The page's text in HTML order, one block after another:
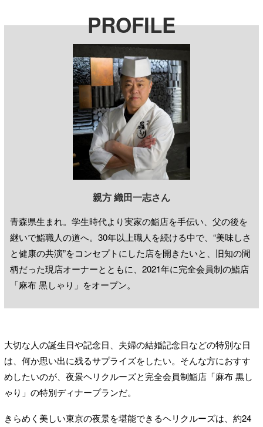
PROFILE
親方 織田一志さん
青森県生まれ。学生時代より実家の鮨店を手伝い、父の後を
継いで鮨職人の道へ。30年以上職人を続ける中で、“美味しさ
と健康の共演”をコンセプトにした店を開きたいと、旧知の間
柄だった現店オーナーとともに、2021年に完全会員制の鮨店
「麻布 黒しゃり」をオープン。
大切な人の誕生日や記念日、夫婦の結婚記念日などの特別な日
は、何か思い出に残るサプライズをしたい。そんな方におすす
めしたいのが、夜景ヘリクルーズと完全会員制鮨店「麻布 黒し
ゃり」の特別ディナープランだ。
きらめく美しい東京の夜景を堪能できるヘリクルーズは、約24